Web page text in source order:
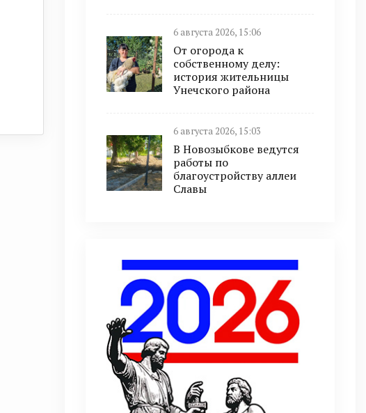
6 августа 2026, 15:06
От огорода к
собственному делу:
история жительницы
Унечского района
6 августа 2026, 15:03
В Новозыбкове ведутся
работы по
благоустройству аллеи
Славы